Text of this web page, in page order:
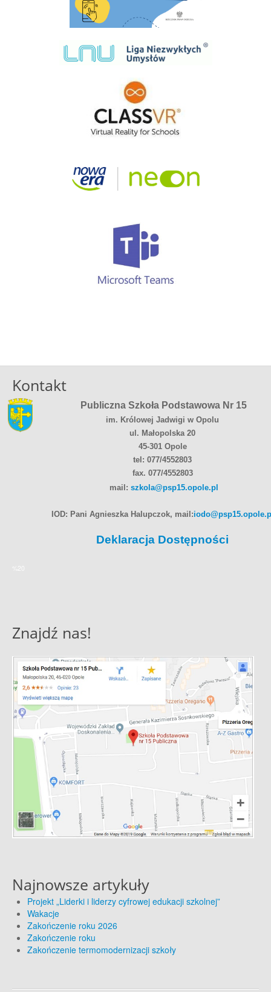
Kontakt
Publiczna Szkoła Podstawowa Nr 15
im. Królowej Jadwigi w Opolu
ul. Małopolska 20
45-301 Opole
tel: 077/4552803
fax. 077/4552803
mail: szkola@psp15.opole.pl
IOD: Pani Agnieszka Halupczok, mail:
Deklaracja Dostępności
%20
Znajdź nas!
Najnowsze artykuły
Projekt „Liderki i liderzy cyfrowej edukacji szkolnej”
Wakacje
Zakończenie roku 2026
Zakończenie roku
Zakończenie termomodernizacji szkoły